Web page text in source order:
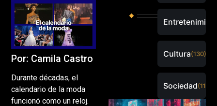
Por: Camila Castro
Durante décadas, el
calendario de la moda
funcionó como un reloj.
Cultura(130)
Sociedad(115)